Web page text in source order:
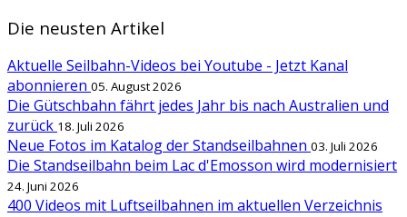
Die neusten Artikel
Aktuelle Seilbahn-Videos bei Youtube - Jetzt Kanal
abonnieren 05. August 2026
Die Gütschbahn fährt jedes Jahr bis nach Australien und
zurück 18. Juli 2026
Neue Fotos im Katalog der Standseilbahnen 03. Juli 2026
Die Standseilbahn beim Lac d'Emosson wird modernisiert
24. Juni 2026
400 Videos mit Luftseilbahnen im aktuellen Verzeichnis